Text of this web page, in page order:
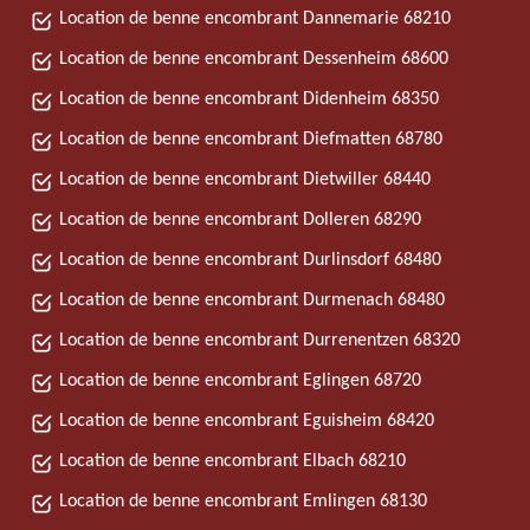
Location de benne encombrant Dannemarie 68210
Location de benne encombrant Dessenheim 68600
Location de benne encombrant Didenheim 68350
Location de benne encombrant Diefmatten 68780
Location de benne encombrant Dietwiller 68440
Location de benne encombrant Dolleren 68290
Location de benne encombrant Durlinsdorf 68480
Location de benne encombrant Durmenach 68480
Location de benne encombrant Durrenentzen 68320
Location de benne encombrant Eglingen 68720
Location de benne encombrant Eguisheim 68420
Location de benne encombrant Elbach 68210
Location de benne encombrant Emlingen 68130